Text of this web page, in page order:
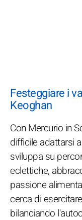
Festeggiare i
Keoghan
Con Mercurio in
difficile adattarsi
sviluppa su
eclettiche,
passione
cerca di
bilanciando